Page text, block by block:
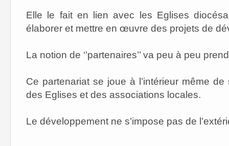
Elle le fait en lien avec les Eglises
élaborer et mettre en œuvre des projets de
La notion de ‘’partenaires’’ va peu à peu
Ce partenariat se joue à l’intérieur même
des Eglises et des associations locales.
Le développement ne s’impose pas de